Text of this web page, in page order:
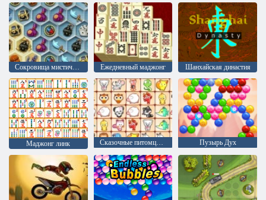
Сокровища мистического моря Ежедневный маджонг Шанхайская династия
Маджонг линк Сказочные питомцы связь Пузырь Дух